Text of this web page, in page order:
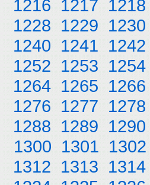
1216 1217 1218
1228 1229 1230
1240 1241 1242
1252 1253 1254
1264 1265 1266
1276 1277 1278
1288 1289 1290
1300 1301 1302
1312 1313 1314